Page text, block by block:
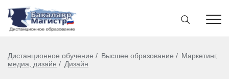
Дистанционное обучение Высшее образование
Маркетинг,
медиа, дизайн
Дизайн